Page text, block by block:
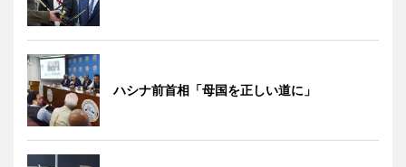
ハシナ前首相「母国を正しい道に」